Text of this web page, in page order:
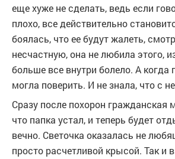
еще хуже не сделать, ведь если
плохо, все действительно
боялась, что ее будут жалеть,
несчастную, она не любила этого,
больше все внутри болело. А когда
могла поверить. И не знала, что с
Сразу после похорон гражданская
что папка устал, и теперь будет
вечно. Светочка оказалась не
просто расчетливой крысой. Так и